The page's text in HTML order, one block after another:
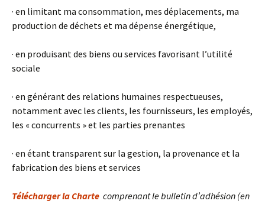
· en limitant ma consommation, mes déplacements, ma
production de déchets et ma dépense énergétique,
· en produisant des biens ou services favorisant l’utilité
sociale
· en générant des relations humaines respectueuses,
notamment avec les clients, les fournisseurs, les employés,
les « concurrents » et les parties prenantes
· en étant transparent sur la gestion, la provenance et la
fabrication des biens et services
Télécharger la Charte comprenant le bulletin d’adhésion (en